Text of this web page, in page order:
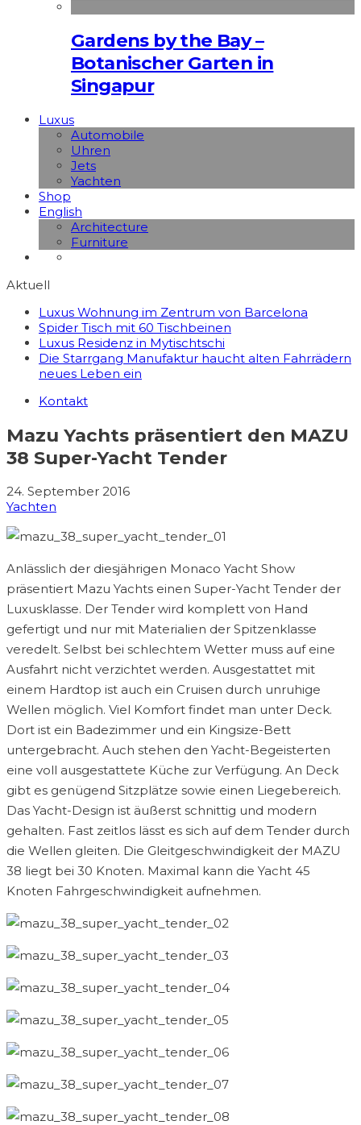
Gardens by the Bay –
Botanischer Garten in
Singapur
Luxus
Automobile
Uhren
Jets
Yachten
Shop
English
Architecture
Furniture
Aktuell
Luxus Wohnung im Zentrum von Barcelona
Spider Tisch mit 60 Tischbeinen
Luxus Residenz in Mytischtschi
Die Starrgang Manufaktur haucht alten Fahrrädern
neues Leben ein
Kontakt
Mazu Yachts präsentiert den MAZU
38 Super-Yacht Tender
24. September 2016
Yachten
Anlässlich der diesjährigen Monaco Yacht Show
präsentiert Mazu Yachts einen Super-Yacht Tender der
Luxusklasse. Der Tender wird komplett von Hand
gefertigt und nur mit Materialien der Spitzenklasse
veredelt. Selbst bei schlechtem Wetter muss auf eine
Ausfahrt nicht verzichtet werden. Ausgestattet mit
einem Hardtop ist auch ein Cruisen durch unruhige
Wellen möglich. Viel Komfort findet man unter Deck.
Dort ist ein Badezimmer und ein Kingsize-Bett
untergebracht. Auch stehen den Yacht-Begeisterten
eine voll ausgestattete Küche zur Verfügung. An Deck
gibt es genügend Sitzplätze sowie einen Liegebereich.
Das Yacht-Design ist äußerst schnittig und modern
gehalten. Fast zeitlos lässt es sich auf dem Tender durch
die Wellen gleiten. Die Gleitgeschwindigkeit der MAZU
38 liegt bei 30 Knoten. Maximal kann die Yacht 45
Knoten Fahrgeschwindigkeit aufnehmen.